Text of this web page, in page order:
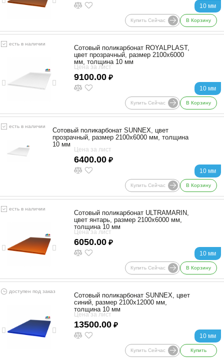
10 мм
Купить Сейчас В Корзину
есть в наличии
10 мм
Сотовый поликарбонат ROYALPLAST,
цвет прозрачный, размер 2100x6000
мм, толщина 10 мм
Цена за лист
9100.00 ₽
Купить Сейчас В Корзину
есть в наличии
10 мм
Сотовый поликарбонат SUNNEX, цвет
прозрачный, размер 2100x6000 мм, толщина
10 мм
Цена за лист
6400.00 ₽
Купить Сейчас В Корзину
есть в наличии
10 мм
Сотовый поликарбонат ULTRAMARIN,
цвет янтарь, размер 2100x6000 мм,
толщина 10 мм
Цена за лист
6050.00 ₽
Купить Сейчас В Корзину
доступен под заказ
10 мм
Сотовый поликарбонат SUNNEX, цвет
синий, размер 2100x12000 мм,
толщина 10 мм
Цена за лист
13500.00 ₽
Купить Сейчас Купить